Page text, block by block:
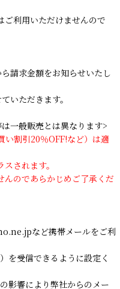
利用いただけませんので
請求金額をお知らせいたし
いただきます。
一般販売とは異なります>
割引20％OFF!など）は適
されます。
んのであらかじめご了承くだ
など携帯メールをご利
を受信できるように設定く
影響により弊社からのメー